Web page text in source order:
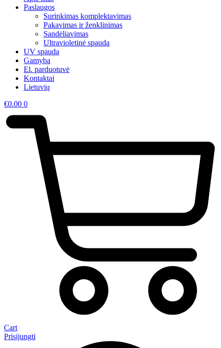
Paslaugos
Surinkimas komplektavimas
Pakavimas ir ženklinimas
Sandėliavimas
Ultravioletinė spauda
UV spauda
Gamyba
El. parduotuvė
Kontaktai
Lietuvių
€0.00 0
Cart
Prisijungti